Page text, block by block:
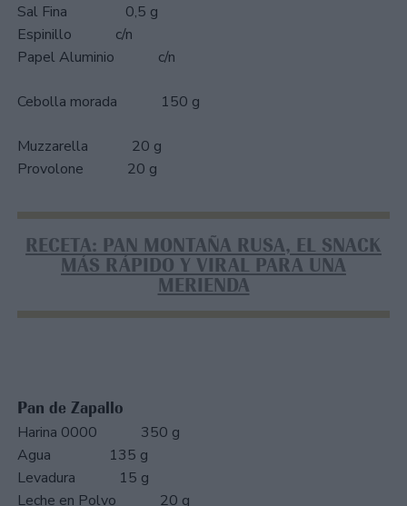
Sal Fina 0,5 g
Espinillo c/n
Papel Aluminio c/n
Cebolla morada 150 g
Muzzarella 20 g
Provolone 20 g
RECETA: PAN MONTAÑA RUSA, EL SNACK
MÁS RÁPIDO Y VIRAL PARA UNA
MERIENDA
Pan de Zapallo
Harina 0000 350 g
Agua 135 g
Levadura 15 g
Leche en Polvo 20 g